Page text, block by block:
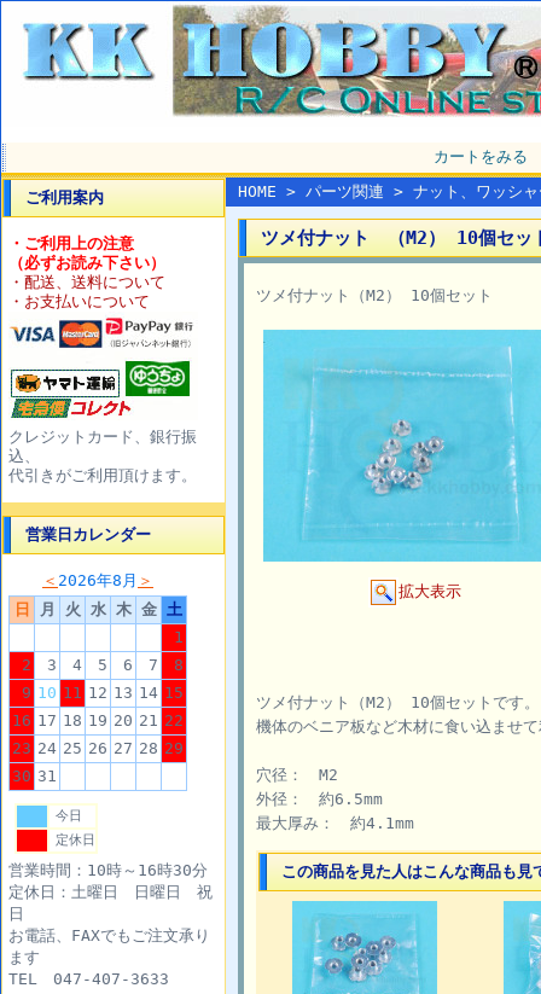
カートをみる
ご利用案内
・ご利用上の注意
（必ずお読み下さい）
・配送、送料について
・お支払いについて
クレジットカード、銀行振
込、
代引きがご利用頂けます。
営業日カレンダー
＜ 2026年8月 ＞
日
月 火 水 木 金 土
1
2
3 4 5 6 7
8
9 10 11 12 13 14 15
16 17 18 19 20 21 22
23 24 25 26 27 28 29
30 31
今日
定休日
営業時間：10時～16時30分
定休日：土曜日 日曜日 祝
日
お電話、FAXでもご注文承り
ます
TEL 047-407-3633
HOME > パーツ関連 > ナット、ワッシ
ツメ付ナット （M2） 10個セ
ツメ付ナット（M2） 10個セット
拡大表示
ツメ付ナット（M2） 10個セットです。
機体のベニア板など木材に食い込ませ
穴径： M2
外径： 約6.5mm
最大厚み： 約4.1mm
この商品を見た人はこんな商品も見